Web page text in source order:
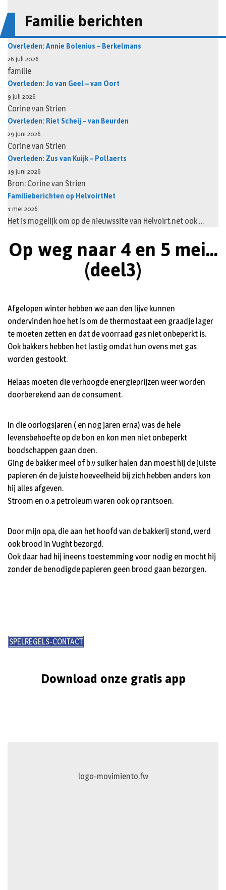
Familie berichten
Overleden: Annie Bolenius – Berkelmans
26 juli 2026
familie
Overleden: Jo van Geel – van Oort
9 juli 2026
Corine van Strien
Overleden: Riet Scheij – van Beurden
29 juni 2026
Corine van Strien
Overleden: Zus van Kuijk – Pollaerts
19 juni 2026
Bron: Corine van Strien
Familieberichten op HelvoirtNet
1 mei 2026
Het is mogelijk om op de nieuwssite van Helvoirt.net ook …
Op weg naar 4 en 5 mei...
(deel3)
Afgelopen winter hebben we aan den lijve kunnen
ondervinden hoe het is om de thermostaat een graadje lager
te moeten zetten en dat de voorraad gas niet onbeperkt is.
Ook bakkers hebben het lastig omdat hun ovens met gas
worden gestookt.
Helaas moeten die verhoogde energieprijzen weer worden
doorberekend aan de consument.
In die oorlogsjaren ( en nog jaren erna) was de hele
levensbehoefte op de bon en kon men niet onbeperkt
boodschappen gaan doen.
Ging de bakker meel of b.v suiker halen dan moest hij de juiste
papieren én de juiste hoeveelheid bij zich hebben anders kon
hij alles afgeven.
Stroom en o.a petroleum waren ook op rantsoen.
Door mijn opa, die aan het hoofd van de bakkerij stond, werd
ook brood in Vught bezorgd.
Ook daar had hij ineens toestemming voor nodig en mocht hij
zonder de benodigde papieren geen brood gaan bezorgen.
SPELREGELS-CONTACT
Download onze gratis app
logo-movimiento.fw